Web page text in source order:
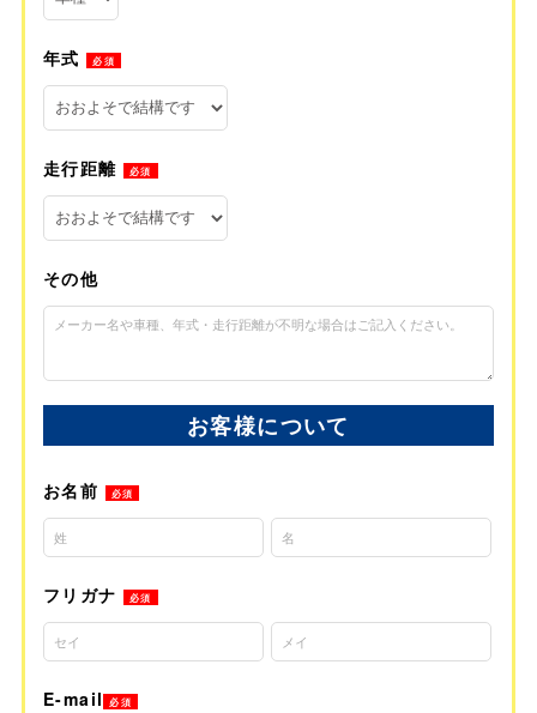
年式 必須
走行距離 必須
その他
お客様について
お名前 必須
フリガナ 必須
E-mail 必須